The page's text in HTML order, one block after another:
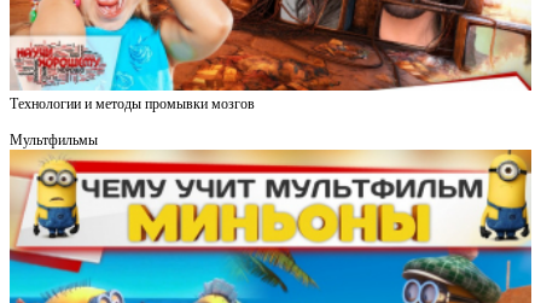
Технологии и методы промывки мозгов
Мультфильмы